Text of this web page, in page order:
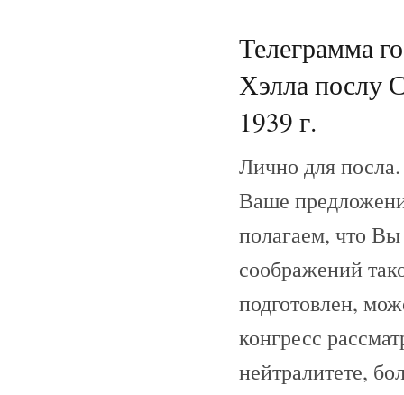
Телеграмма
Хэлла послу
1939 г.
Лично для
Ваше
полагаем, что Вы
соображений
подготовлен,
конгресс
нейтралитете,